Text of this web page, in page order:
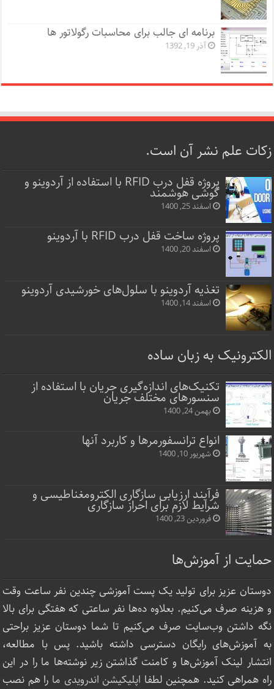
برنامه ای جالب برای محاسبات رگولاتور ها
آذر 19, 1392
زکات علم نشر آن است.
پروژه قفل‌ درب RFID با استفاده از آردوینو و
گوشی هوشمند
اسفند 25, 1400
پروژه ساخت قفل‌ درب RFID با آردوینو
اسفند 20, 1400
تغذیه آردوینو با سلول‌های خورشیدی آردوینو
اسفند 14, 1400
الکترونیک به زبان ساده
تکنیک‌های اندازه‌گیری جریان با استفاده از
سنسورهای مختلف جریان
بهمن 24, 1400
انواع ترانسفورمرها و کاربرد آنها
شهریور 10, 1400
فرآیند ارزیابی سازگاری الکترومغناطیسی و
شرایط لازم برای احراز سازگاری
فروردین 23, 1400
حمایت از آموزش‌ها
دوستان عزیز برای تولید یک پست آموزشی چندین نفر ساعت‌ وقت
و هزینه صرف می‌کنیم. بعلاوه ده‌ها نفر ساعتی که هفتگی برای بالا
نگه داشتن وب‌سایت صرف ‌می‌کنیم تا شما دوستان عزیز براحتی
به آموزش‌های رایگان دسترسی داشته باشید. پس با مطالعه،
انتشار لینک‌ آموزش‌ها و کامنت گذاشتن زیر نوشته‌‌ها ما را در این
راه همراهی کنید. همچنین لطفا اپلیکیشن اندرویدی ما را هم نصب